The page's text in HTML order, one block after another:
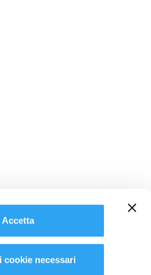
Accetta
cookie necessari